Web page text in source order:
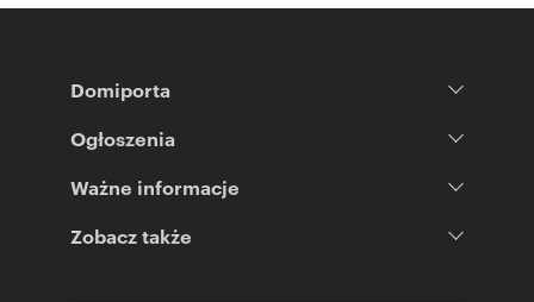
Domiporta
Ogłoszenia
Ważne informacje
Zobacz także